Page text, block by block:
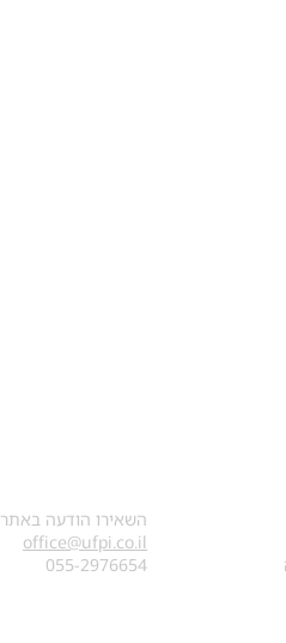
השאירו הודעה באתר
office@ufpi.co.il
​055-2976654